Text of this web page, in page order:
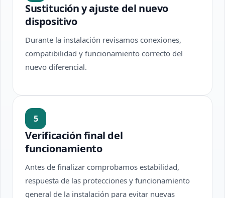
Sustitución y ajuste del nuevo
dispositivo
Durante la instalación revisamos conexiones,
compatibilidad y funcionamiento correcto del
nuevo diferencial.
5
Verificación final del
funcionamiento
Antes de finalizar comprobamos estabilidad,
respuesta de las protecciones y funcionamiento
general de la instalación para evitar nuevas